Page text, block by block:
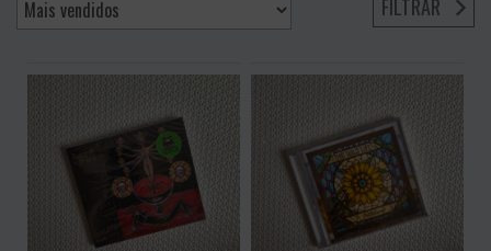
FILTRAR